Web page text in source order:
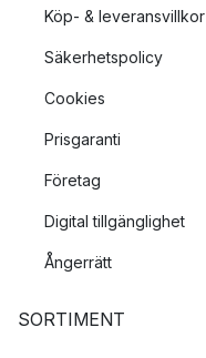
Köp- & leveransvillkor
Säkerhetspolicy
Cookies
Prisgaranti
Företag
Digital tillgänglighet
Ångerrätt
SORTIMENT